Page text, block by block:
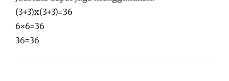
(3+3)x(3+3)=36
6×6=36
36=36